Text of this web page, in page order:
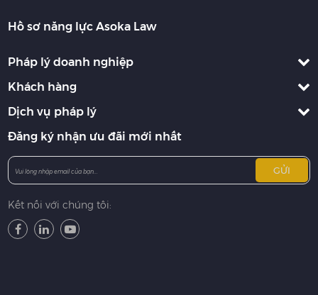
Hồ sơ năng lực Asoka Law
Pháp lý doanh nghiệp
Khách hàng
Dịch vụ pháp lý
Đăng ký nhận ưu đãi mới nhất
GỬI
Kết nối với chúng tôi: